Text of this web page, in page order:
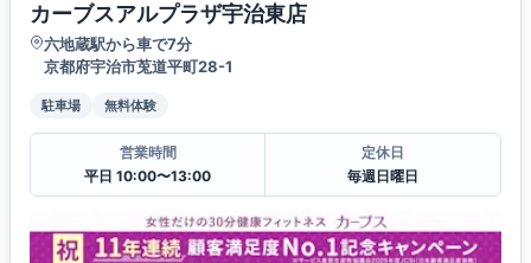
カーブスアルプラザ宇治東店
六地蔵駅から車で7分
京都府宇治市莵道平町28-1
駐車場 無料体験
営業時間
平日 10:00〜13:00
定休日
毎週日曜日